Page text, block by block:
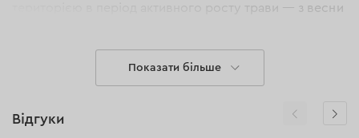
територією в період активного росту трави — з весни
росту. Задачі, для виконання яких варто купити
газонокосарку:
регулярна стрижка газону на дачі, садовій ділянці
Показати більше
Відгуки